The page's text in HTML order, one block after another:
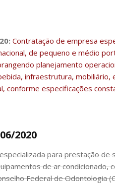
Contratação de empresa
de pequeno e médio
planejamento
infraestrutura,
conforme especificações
2020
para prestação
de ar
Federal de Odontologia